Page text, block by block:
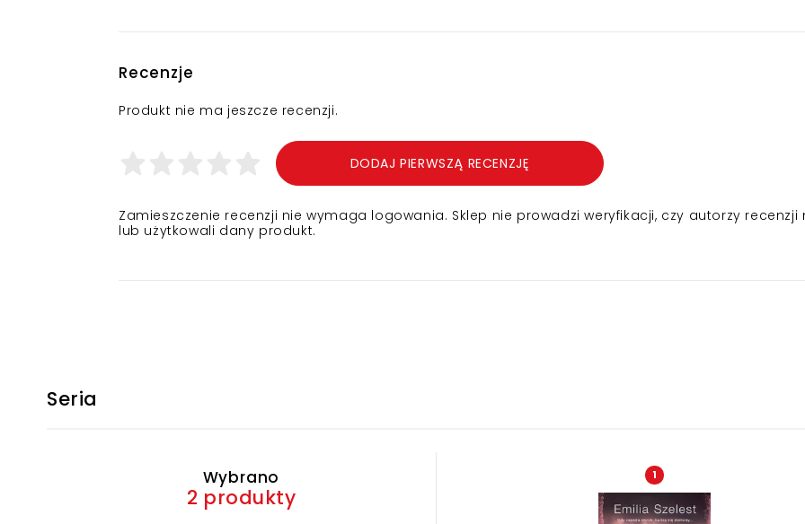
Recenzje
Produkt nie ma jeszcze recenzji.
DODAJ PIERWSZĄ RECENZJĘ
Zamieszczenie recenzji nie wymaga logowania. Sklep nie prowadzi weryfikacji, czy autorzy recenzji
lub użytkowali dany produkt.
Seria
Wybrano
2 produkty
1